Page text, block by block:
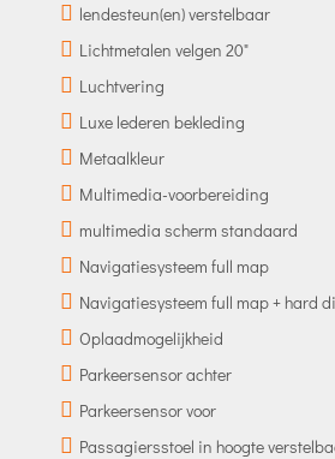
lendesteun(en) verstelbaar
Lichtmetalen velgen 20"
Luchtvering
Luxe lederen bekleding
Metaalkleur
Multimedia-voorbereiding
multimedia scherm standaard
Navigatiesysteem full map
Navigatiesysteem full map + hard
Oplaadmogelijkheid
Parkeersensor achter
Parkeersensor voor
Passagiersstoel in hoogte